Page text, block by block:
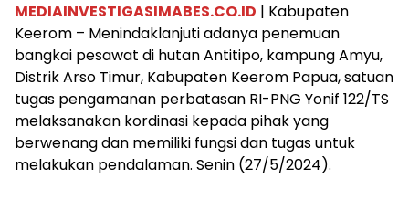
MEDIAINVESTIGASIMABES.CO.ID | Kabupaten
Keerom – Menindaklanjuti adanya penemuan
bangkai pesawat di hutan Antitipo, kampung Amyu,
Distrik Arso Timur, Kabupaten Keerom Papua, satuan
tugas pengamanan perbatasan RI-PNG Yonif 122/TS
melaksanakan kordinasi kepada pihak yang
berwenang dan memiliki fungsi dan tugas untuk
melakukan pendalaman. Senin (27/5/2024).